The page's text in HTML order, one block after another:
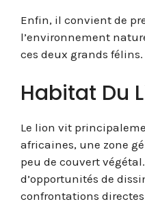
Enfin, il convient de
l’environnement
ces deux grands félins.
Habitat Du
Le lion vit
africaines, une zone
peu de couvert
d’opportunités de
confrontations